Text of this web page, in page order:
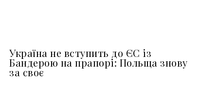
Україна не вступить до ЄС із
Бандерою на прапорі: Польща знову
за своє